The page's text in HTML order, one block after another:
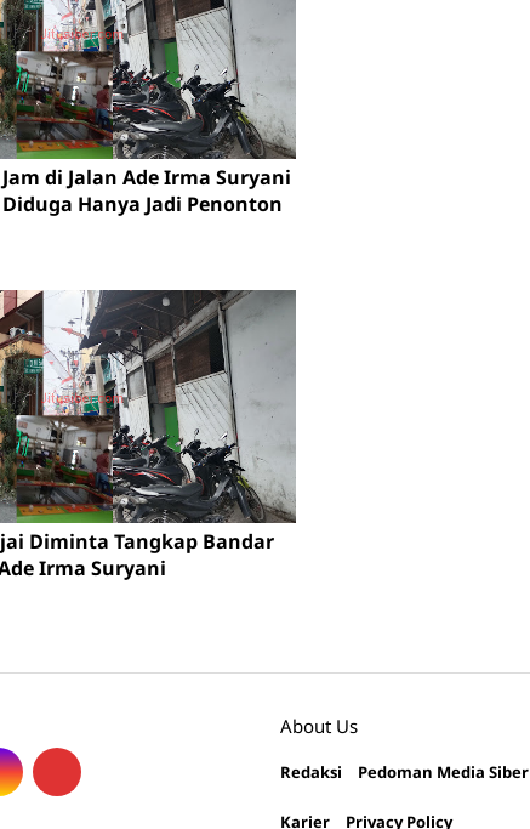
di Jalan Ade Irma Suryani
Hanya Jadi Penonton
Diminta Tangkap Bandar
Irma Suryani
About Us
Redaksi Pedoman Media Siber
Karier Privacy Policy